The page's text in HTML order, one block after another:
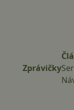
Zprávičky